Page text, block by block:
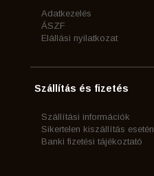
Adatkezelés
ÁSZF
Elállási nyilatkozat
Szállítás és fizetés
Szállítási információk
Sikertelen kiszállítás esetén
Banki fizetési tájékoztató